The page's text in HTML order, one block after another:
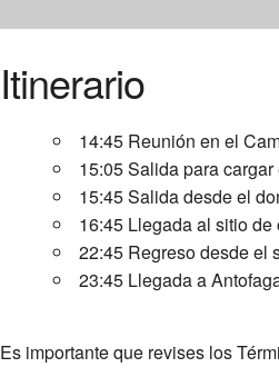
Itinerario
14:45 Reunión en el
15:05 Salida para
15:45 Salida desde el
16:45 Llegada al sitio
22:45 Regreso desde el
23:45 Llegada a
Es importante que revises los